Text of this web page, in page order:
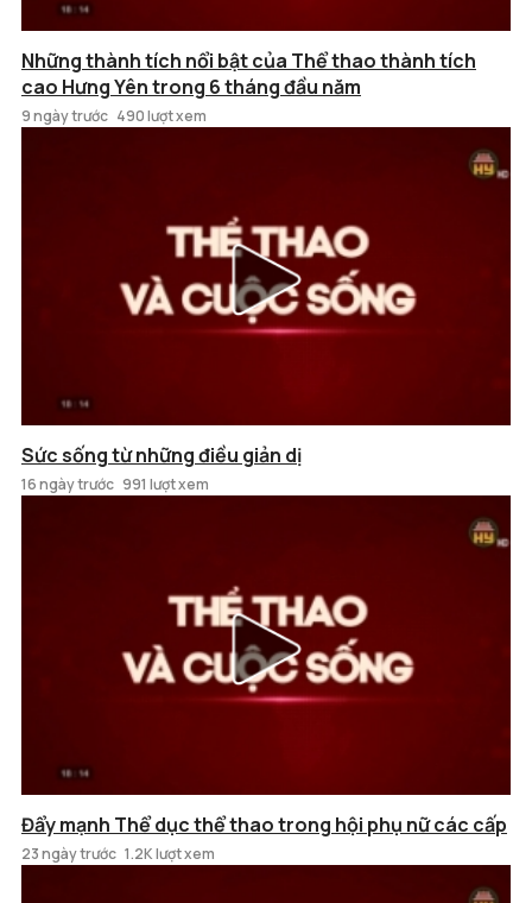
Những thành tích nổi bật của Thể thao thành tích
cao Hưng Yên trong 6 tháng đầu năm
9 ngày trước 490 lượt xem
Sức sống từ những điều giản dị
16 ngày trước 991 lượt xem
Đẩy mạnh Thể dục thể thao trong hội phụ nữ các cấp
23 ngày trước 1.2K lượt xem